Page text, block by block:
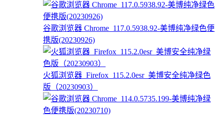
谷歌浏览器 Chrome_117.0.5938.92-美博纯净绿色便
携版(20230926)
火狐浏览器_Firefox_115.2.0esr_美博安全纯净绿色
版（20230903）